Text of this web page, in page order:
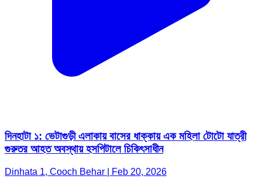
দিনহাটা ১: ভেটাগুড়ী এলাকায় বাসের ধাক্কায় এক মহিলা টোটো যাত্রী
গুরুতর আহত অবস্থায় হসপিটালে চিকিৎসাধীন
Dinhata 1, Cooch Behar | Feb 20, 2026